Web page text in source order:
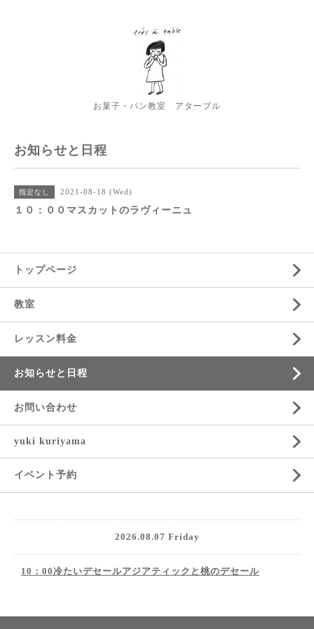
お菓子・パン教室 アターブル
お知らせと日程
指定なし 2021-08-18 (Wed)
１０：００マスカットのラヴィーニュ
トップページ
教室
レッスン料金
お知らせと日程
お問い合わせ
yuki kuriyama
イベント予約
2026.08.07 Friday
10：00冷たいデセールアジアティックと桃のデセール